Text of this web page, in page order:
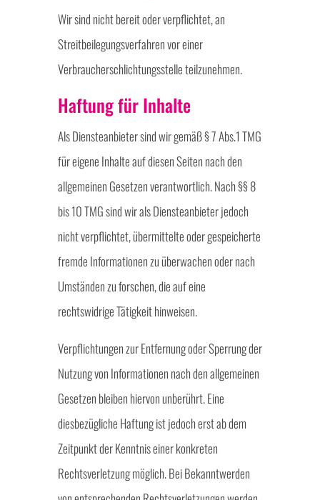
Wir sind nicht bereit oder verpflichtet, an
Streitbeilegungsverfahren vor einer
Verbraucherschlichtungsstelle teilzunehmen.
Haftung für Inhalte
Als Diensteanbieter sind wir gemäß § 7 Abs.1 TMG
für eigene Inhalte auf diesen Seiten nach den
allgemeinen Gesetzen verantwortlich. Nach §§ 8
bis 10 TMG sind wir als Diensteanbieter jedoch
nicht verpflichtet, übermittelte oder gespeicherte
fremde Informationen zu überwachen oder nach
Umständen zu forschen, die auf eine
rechtswidrige Tätigkeit hinweisen.
Verpflichtungen zur Entfernung oder Sperrung der
Nutzung von Informationen nach den allgemeinen
Gesetzen bleiben hiervon unberührt. Eine
diesbezügliche Haftung ist jedoch erst ab dem
Zeitpunkt der Kenntnis einer konkreten
Rechtsverletzung möglich. Bei Bekanntwerden